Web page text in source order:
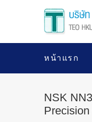
หน้าแรก
NSK